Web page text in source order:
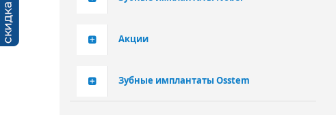
Акции
Зубные имплантаты Osstem